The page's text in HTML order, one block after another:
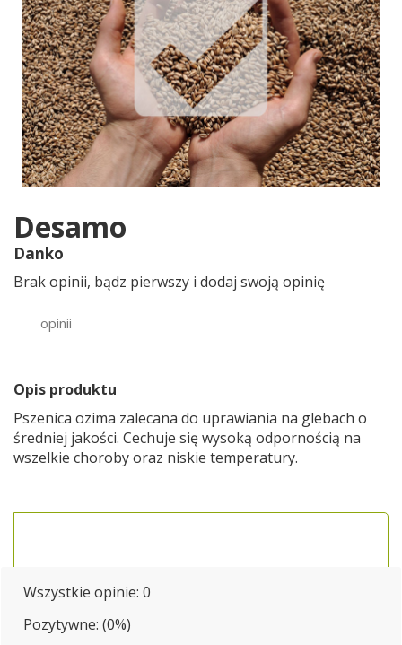
Desamo
Danko
Brak opinii, bądz pierwszy i dodaj swoją opinię
opinii
Opis produktu
Pszenica ozima zalecana do uprawiania na glebach o
średniej jakości. Cechuje się wysoką odpornością na
wszelkie choroby oraz niskie temperatury.
Wszystkie opinie: 0
Pozytywne: (0%)